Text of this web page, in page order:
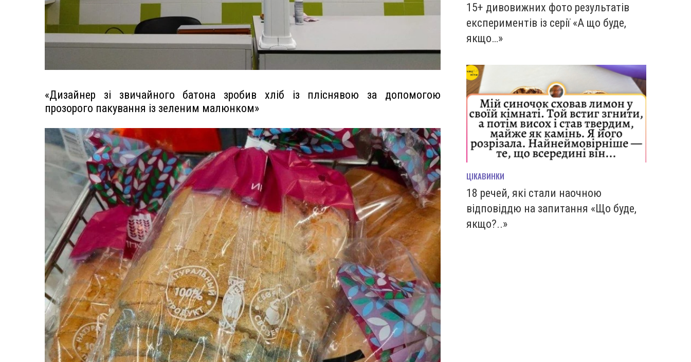
«Дизайнер зі звичайного батона зробив хліб із пліснявою за допомогою
прозорого пакування із зеленим малюнком»
15+ дивовижних фото результатів
експериментів із серії «А що буде,
якщо…»
ЦІКАВИНКИ
18 речей, які стали наочною
відповіддю на запитання «Що буде,
якщо?..»